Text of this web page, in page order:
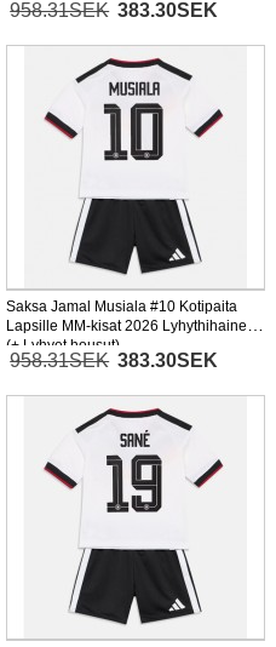
958.31SEK 383.30SEK
Saksa Jamal Musiala #10 Kotipaita
Lapsille MM-kisat 2026 Lyhythihainen
(+ Lyhyet housut)
958.31SEK 383.30SEK